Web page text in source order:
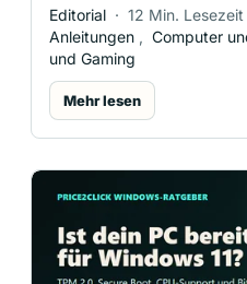
dann kommen zwei …
Editorial · 12 Min. Lesezeit
Anleitungen , Computer
und Gaming
Mehr lesen